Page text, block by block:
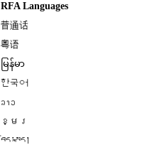
RFA Languages
普通话
粤语
မြန်မာ
한국어
ລາວ
ខ្មែរ
བོད་སྐད།